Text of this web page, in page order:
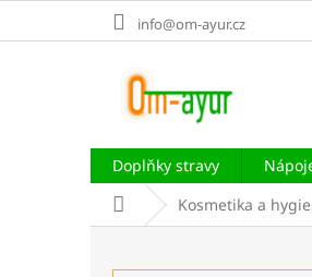
info@om-ayur.cz
Doplňky stravy
Domů Kosmetika a